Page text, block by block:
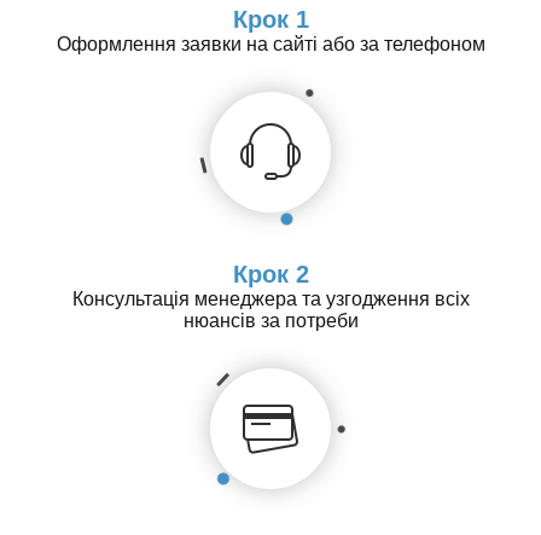
Крок 1
Оформлення заявки на сайті або за телефоном
Крок 2
Консультація менеджера та узгодження всіх
нюансів за потреби